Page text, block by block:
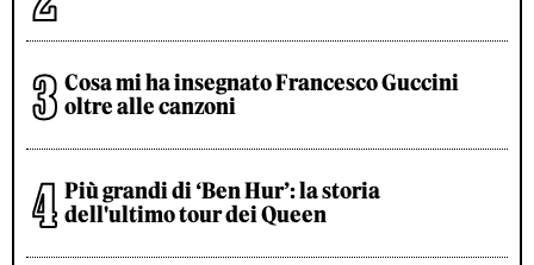
Cosa mi ha insegnato Francesco Guccini
oltre alle canzoni
Più grandi di ‘Ben Hur’: la storia
dell'ultimo tour dei Queen